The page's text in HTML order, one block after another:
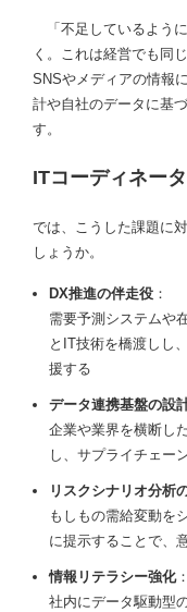
「不足しているよう
く。これは経営でも同じ
SNSやメディアの情報
計や自社のデータに基
す。
ITコーディネー
では、こうした課題に
しょうか。
DX推進の伴走役 ：
需要予測システムや
とIT技術を橋渡しし
援する
データ連携基盤の設
企業や業界を横断し
し、サプライチェー
リスクシナリオ分析
もしもの需給変動を
に提示することで、
情報リテラシー強化：
社内にデータ駆動型